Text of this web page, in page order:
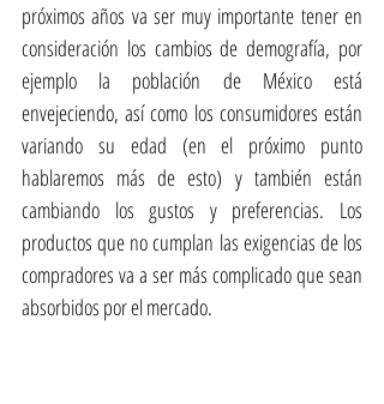
próximos años va ser muy importante tener en
consideración los cambios de demografía, por
ejemplo la población de México está
envejeciendo, así como los consumidores están
variando su edad (en el próximo punto
hablaremos más de esto) y también están
cambiando los gustos y preferencias. Los
productos que no cumplan las exigencias de los
compradores va a ser más complicado que sean
absorbidos por el mercado.